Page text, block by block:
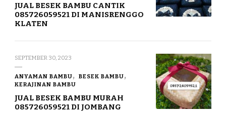
JUAL BESEK BAMBU CANTIK
085726059521 DI MANISRENGGO
KLATEN
SEPTEMBER 30, 2023
ANYAMAN BAMBU
BESEK BAMBU
KERAJINAN BAMBU
JUAL BESEK BAMBU MURAH
085726059521 DI JOMBANG